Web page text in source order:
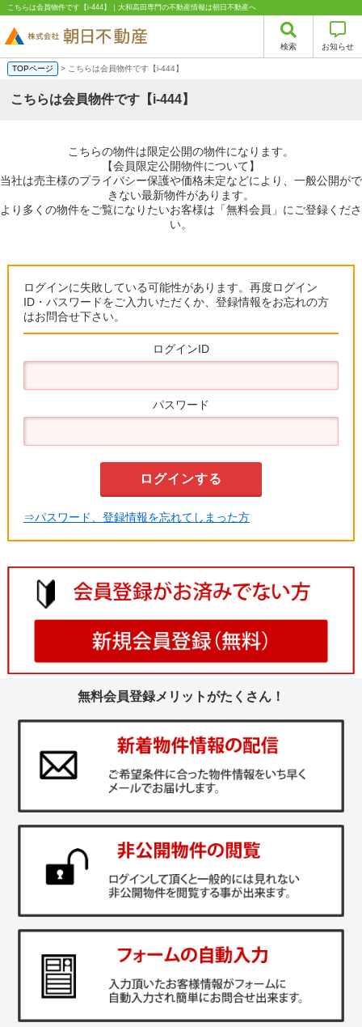
こちらは会員物件です【i-444】｜大和高田専門の不動産情報は朝日不動産へ
検索 お知らせ
TOPページ > こちらは会員物件です【i-444】
こちらは会員物件です【i-444】
こちらの物件は限定公開の物件になります。
【会員限定公開物件について】
当社は売主様のプライバシー保護や価格未定などにより、一般公開がで
きない最新物件があります。
より多くの物件をご覧になりたいお客様は「無料会員」にご登録くださ
い。
ログインに失敗している可能性があります。再度ログイン
ID・パスワードをご入力いただくか、登録情報をお忘れの方
はお問合せ下さい。
ログインID
パスワード
⇒パスワード、登録情報を忘れてしまった方
無料会員登録メリットがたくさん！